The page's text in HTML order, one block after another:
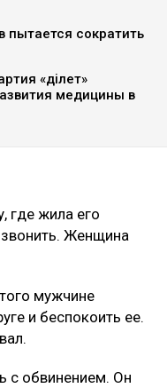
пытается сократить
«Әділет»
медицины в
где жила его
звонить. Женщина
мужчине
и беспокоить ее.
с обвинением. Он